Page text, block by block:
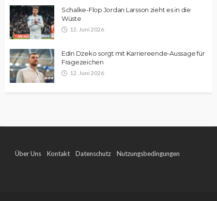
Schalke-Flop Jordan Larsson zieht es in die
Wüste
12. Juni 2026
Edin Dzeko sorgt mit Karriereende-Aussage für
Fragezeichen
12. Juni 2026
Über Uns Kontakt Datenschutz Nutzungsbedingungen